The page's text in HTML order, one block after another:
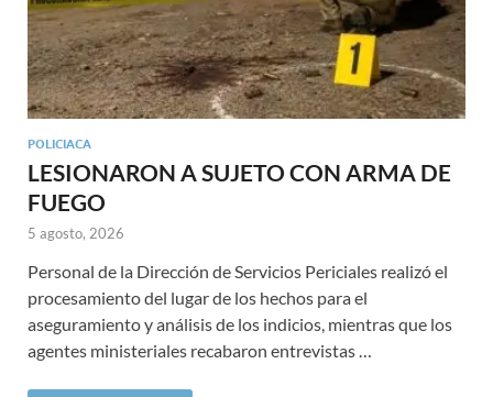
POLICIACA
LESIONARON A SUJETO CON ARMA DE
FUEGO
5 agosto, 2026
Personal de la Dirección de Servicios Periciales realizó el
procesamiento del lugar de los hechos para el
aseguramiento y análisis de los indicios, mientras que los
agentes ministeriales recabaron entrevistas …